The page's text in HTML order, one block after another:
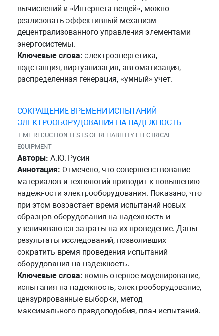
вычислений и «Интернета вещей», можно
реализовать эффективный механизм
децентрализованного управления элементами
энергосистемы.
Ключевые слова: электроэнергетика,
подстанция, виртуализация, автоматизация,
распределенная генерация, «умный» учет.
СОКРАЩЕНИЕ ВРЕМЕНИ ИСПЫТАНИЙ
ЭЛЕКТРООБОРУДОВАНИЯ НА НАДЕЖНОСТЬ
TIME REDUCTION TESTS OF RELIABILITY ELECTRICAL
EQUIPMENT
Авторы: А.Ю. Русин
Аннотация: Отмечено, что совершенствование
материалов и технологий приводит к повышению
надежности электрооборудования. Показано, что
при этом возрастает время испытаний новых
образцов оборудования на надежность и
увеличиваются затраты на их проведение. Даны
результаты исследований, позволивших
сократить время проведения испытаний
оборудования на надежность.
Ключевые слова: компьютерное моделирование,
испытания на надежность, электрооборудование,
цензурированные выборки, метод
максимального правдоподобия, план испытаний.